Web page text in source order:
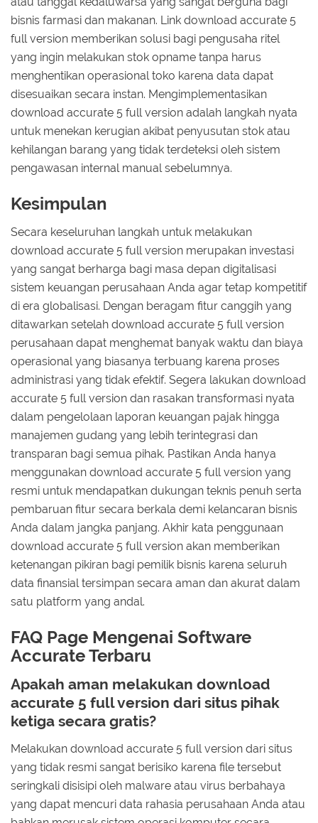
bisnis farmasi dan makanan. Link download accurate 5
full version memberikan solusi bagi pengusaha ritel
yang ingin melakukan stok opname tanpa harus
menghentikan operasional toko karena data dapat
disesuaikan secara instan. Mengimplementasikan
download accurate 5 full version adalah langkah nyata
untuk menekan kerugian akibat penyusutan stok atau
kehilangan barang yang tidak terdeteksi oleh sistem
pengawasan internal manual sebelumnya.
Kesimpulan
Secara keseluruhan langkah untuk melakukan
download accurate 5 full version merupakan investasi
yang sangat berharga bagi masa depan digitalisasi
sistem keuangan perusahaan Anda agar tetap kompetitif
di era globalisasi. Dengan beragam fitur canggih yang
ditawarkan setelah download accurate 5 full version
perusahaan dapat menghemat banyak waktu dan biaya
operasional yang biasanya terbuang karena proses
administrasi yang tidak efektif. Segera lakukan download
accurate 5 full version dan rasakan transformasi nyata
dalam pengelolaan laporan keuangan pajak hingga
manajemen gudang yang lebih terintegrasi dan
transparan bagi semua pihak. Pastikan Anda hanya
menggunakan download accurate 5 full version yang
resmi untuk mendapatkan dukungan teknis penuh serta
pembaruan fitur secara berkala demi kelancaran bisnis
Anda dalam jangka panjang. Akhir kata penggunaan
download accurate 5 full version akan memberikan
ketenangan pikiran bagi pemilik bisnis karena seluruh
data finansial tersimpan secara aman dan akurat dalam
satu platform yang andal.
FAQ Page Mengenai Software
Accurate Terbaru
Apakah aman melakukan download
accurate 5 full version dari situs pihak
ketiga secara gratis?
Melakukan download accurate 5 full version dari situs
yang tidak resmi sangat berisiko karena file tersebut
seringkali disisipi oleh malware atau virus berbahaya
yang dapat mencuri data rahasia perusahaan Anda atau